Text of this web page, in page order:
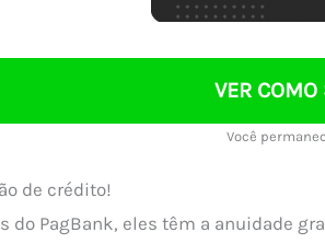
VER
Você
de crédito!
PagBank, eles têm a anuidade